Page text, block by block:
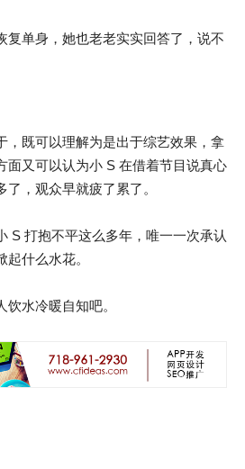
复单身，她也老老实实回答了，说不
，既可以理解为是出于综艺效果，拿
面又可以认为小 S 在借着节目说真心
，观众早就疲了累了。
S 打抱不平这么多年，唯一一次承认
什么水花。
水冷暖自知吧。